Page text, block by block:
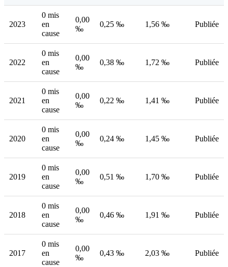
2023
0 mis
en
cause
0,00
‰
0,25 ‰ 1,56 ‰ Publiée
2022
0 mis
en
cause
0,00
‰
0,38 ‰ 1,72 ‰ Publiée
2021
0 mis
en
cause
0,00
‰
0,22 ‰ 1,41 ‰ Publiée
2020
0 mis
en
cause
0,00
‰
0,24 ‰ 1,45 ‰ Publiée
2019
0 mis
en
cause
0,00
‰
0,51 ‰ 1,70 ‰ Publiée
2018
0 mis
en
cause
0,00
‰
0,46 ‰ 1,91 ‰ Publiée
2017
0 mis
en
cause
0,00
‰
0,43 ‰ 2,03 ‰ Publiée